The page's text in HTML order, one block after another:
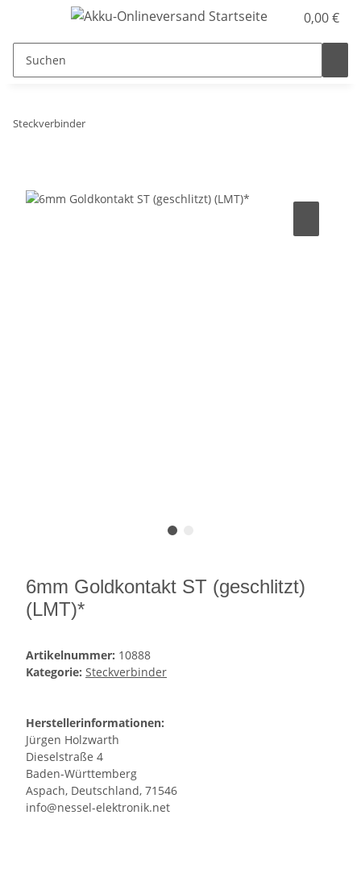
0,00 €
Steckverbinder
6mm Goldkontakt ST (geschlitzt)
(LMT)*
Artikelnummer: 10888
Kategorie: Steckverbinder
Herstellerinformationen:
Jürgen Holzwarth
Dieselstraße 4
Baden-Württemberg
Aspach, Deutschland, 71546
info@nessel-elektronik.net